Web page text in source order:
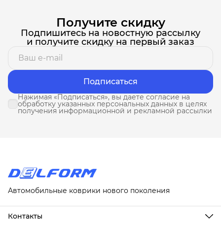
Получите скидку
Подпишитесь на новостную рассылку
и получите скидку на первый заказ
Подписаться
Нажимая «Подписаться», вы даете согласие на
обработку указанных персональных данных в целях
получения информационной и рекламной рассылки
Автомобильные коврики нового поколения
Контакты